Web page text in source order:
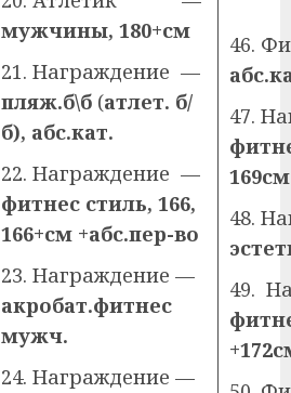
мужчины, 180+см
21. Награждение —
пляж.б\б (атлет. б/
б), абс.кат.
22. Награждение —
фитнес стиль, 166,
166+см +абс.пер-во
23. Награждение —
акробат.фитнес
мужч.
24. Награждение —
46.
47.
169см
48.
49.